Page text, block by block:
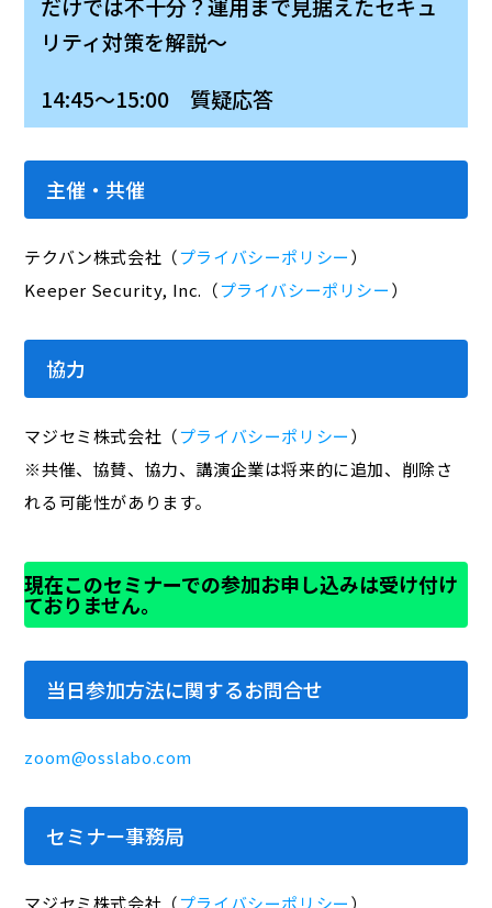
だけでは不十分？運用まで見据えたセキュ
リティ対策を解説～
14:45～15:00 質疑応答
主催・共催
テクバン株式会社（プライバシーポリシー）
Keeper Security, Inc.（プライバシーポリシー）
協力
マジセミ株式会社（プライバシーポリシー）
※共催、協賛、協力、講演企業は将来的に追加、削除さ
れる可能性があります。
現在このセミナーでの参加お申し込みは受け付け
ておりません。
当日参加方法に関するお問合せ
zoom@osslabo.com
セミナー事務局
マジセミ株式会社（プライバシーポリシー）